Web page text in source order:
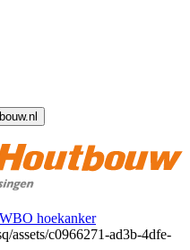
WBO hoekanker